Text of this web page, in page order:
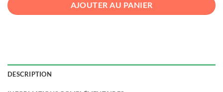
AJOUTER AU PANIER
DESCRIPTION